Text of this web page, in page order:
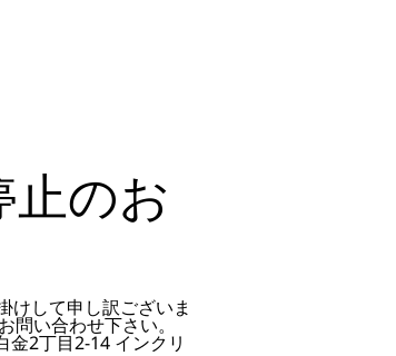
のお
けして申し訳ございま
い合わせ下さい。
2丁目2-14 インクリ